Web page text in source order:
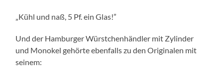
„Kühl und naß, 5 Pf. ein Glas!”
Und der Hamburger Würstchenhändler mit Zylinder
und Monokel gehörte ebenfalls zu den Originalen mit
seinem: